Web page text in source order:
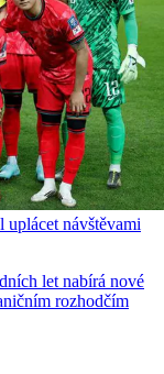
uplácet návštěvami
let nabírá nové
rozhodčím